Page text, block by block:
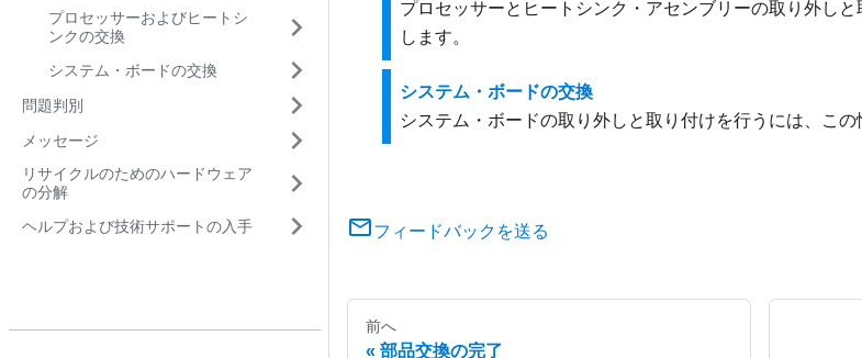
プロセッサーおよびヒートシ
ンクの交換
システム・ボードの交換
問題判別
メッセージ
リサイクルのためのハードウェア
の分解
ヘルプおよび技術サポートの入手
プロセッサーとヒートシンク・アセンブリーの取り外し
します。
システム・ボードの交換
システム・ボードの取り外しと取り付けを行うには、この
フィードバックを送る
前へ
部品交換の完了